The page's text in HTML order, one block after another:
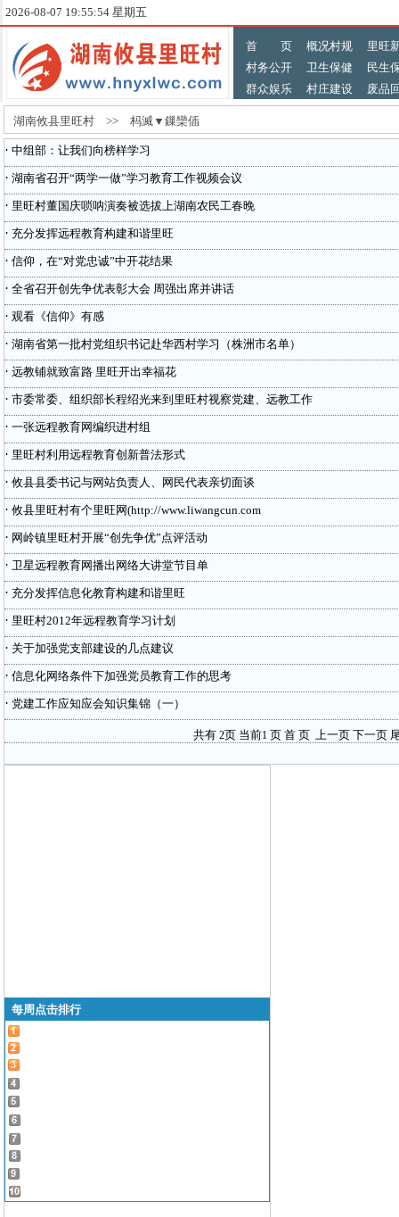
2026-08-07 19:55:54 星期五
首 页 概况村规
里旺
村务公开
卫生保健
民生
群众娱乐
村庄建设 废品
湖南攸县里旺村 >> 杩滅▼鏁欒偛
· 中组部：让我们向榜样学习
· 湖南省召开“两学一做”学习教育工作视频会议
· 里旺村董国庆唢呐演奏被选拔上湖南农民工春晚
· 充分发挥远程教育构建和谐里旺
· 信仰，在“对党忠诚”中开花结果
· 全省召开创先争优表彰大会 周强出席并讲话
· 观看《信仰》有感
· 湖南省第一批村党组织书记赴华西村学习（株洲市名单）
· 远教铺就致富路 里旺开出幸福花
· 市委常委、组织部长程绍光来到里旺村视察党建、远教工作
· 一张远程教育网编织进村组
· 里旺村利用远程教育创新普法形式
· 攸县县委书记与网站负责人、网民代表亲切面谈
· 攸县里旺村有个里旺网(http://www.liwangcun.com
· 网岭镇里旺村开展“创先争优”点评活动
· 卫星远程教育网播出网络大讲堂节目单
· 充分发挥信息化教育构建和谐里旺
· 里旺村2012年远程教育学习计划
· 关于加强党支部建设的几点建议
· 信息化网络条件下加强党员教育工作的思考
· 党建工作应知应会知识集锦（一）
共有 2页 当前1 页 首 页 上一页 下一页
每周点击排行